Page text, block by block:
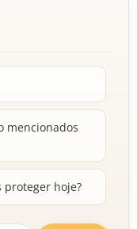
mencionados
proteger hoje?